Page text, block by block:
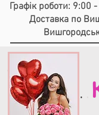
Графік роботи: 9:00
Доставка по